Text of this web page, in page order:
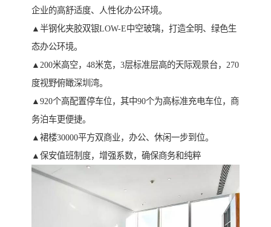
企业的高舒适度、人性化办公环境。
▲半钢化夹胶双银LOW-E中空玻璃，打造全明、绿色生
态办公环境。
▲200米高空，48米宽，3层标准层高的天际观景台，270
度视野俯瞰深圳湾。
▲920个高配置停车位，其中90个为高标准充电车位，商
务泊车更便捷。
▲裙楼30000平方双商业，办公、休闲一步到位。
▲保安值班制度，增强系数，确保商务和纯粹